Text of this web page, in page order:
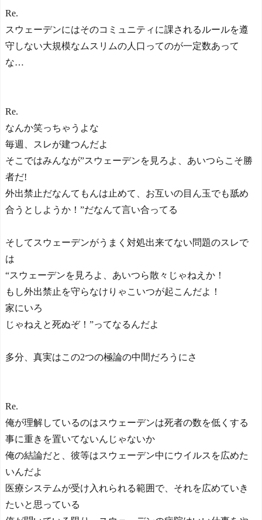
Re.
スウェーデンにはそのコミュニティに課されるルールを遵
守しない大規模なムスリムの人口ってのが一定数あって
な…
Re.
なんか笑っちゃうよな
毎週、スレが建つんだよ
そこではみんなが”スウェーデンを見ろよ、あいつらこそ勝
者だ!
外出禁止だなんてもんは止めて、お互いの目ん玉でも舐め
合うとしようか！”だなんて言い合ってる
そしてスウェーデンがうまく対処出来てない問題のスレで
は
“スウェーデンを見ろよ、あいつら散々じゃねえか！
もし外出禁止を守らなけりゃこいつが起こんだよ！
家にいろ
じゃねえと死ぬぞ！”ってなるんだよ
多分、真実はこの2つの極論の中間だろうにさ
Re.
俺が理解しているのはスウェーデンは死者の数を低くする
事に重きを置いてないんじゃないか
俺の結論だと、彼等はスウェーデン中にウイルスを広めた
いんだよ
医療システムが受け入れられる範囲で、それを広めていき
たいと思っている